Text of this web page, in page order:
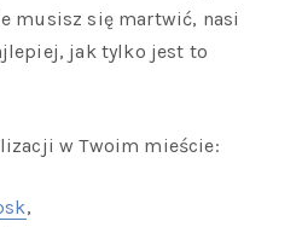
musisz się martwić, nasi
jak tylko jest to
w Twoim mieście:
,